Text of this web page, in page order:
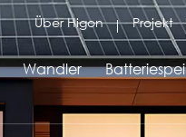
Über Higon Projekt
Wandler